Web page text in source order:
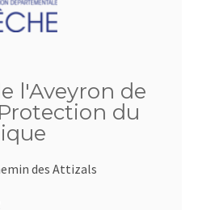
l'Aveyron de
du
des Attizals